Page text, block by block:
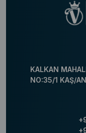
KALKAN
NO:35/1 KAŞ/